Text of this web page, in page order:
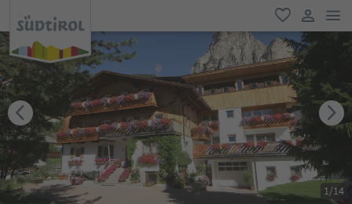
favoriti
user link
1/14